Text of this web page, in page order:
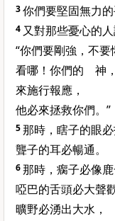
3你們要堅固無力的
4 又對那些憂心的人
“你們要剛強，不要
看哪！你們的 神
來施行報應，
他必來拯救你們。”
5那時，瞎子的眼必
聾子的耳必暢通。
6那時，瘸子必像鹿
啞巴的舌頭必大聲
曠野必湧出大水，